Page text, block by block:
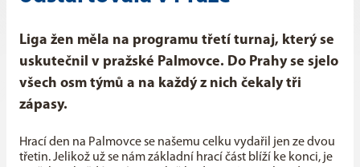
Liga žen měla na programu třetí turnaj, který se
uskutečnil v pražské Palmovce. Do Prahy se sjelo
všech osm týmů a na každý z nich čekaly tři
zápasy.
Hrací den na Palmovce se našemu celku vydařil jen ze dvou
třetin. Jelikož už se nám základní hrací část blíží ke konci, je